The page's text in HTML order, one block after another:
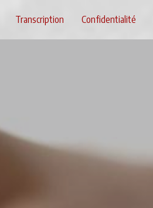
Transcription Confidentialité